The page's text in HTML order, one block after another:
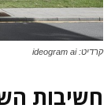
קרדיט: ideogram ai
חשיבות